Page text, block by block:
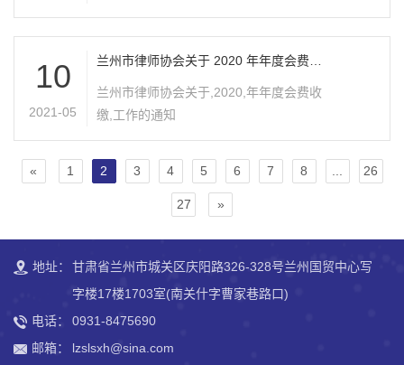
10
2021-05
兰州市律师协会关于 2020 年年度会费收
兰州市律师协会关于,2020,年年度会费收
缴,工作的通知
« 1 2 3 4 5 6 7 8 26
27 »
地址：
甘肃省兰州市城关区庆阳路326-328号兰州国贸中心写
字楼17楼1703室(南关什字曹家巷路口)
电话：
0931-8475690
邮箱：
lzslsxh@sina.com